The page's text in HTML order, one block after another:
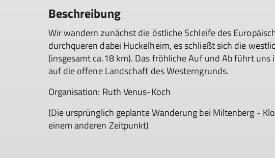
Beschreibung
Wir wandern zunächst die östliche Schleife des
durchqueren dabei Huckelheim, es schließt sich die
(insgesamt ca.18 km). Das fröhliche Auf und Ab führt
auf die offene Landschaft des Westerngrunds.
Organisation: Ruth Venus-Koch
(Die ursprünglich geplante Wanderung bei Miltenberg -
einem anderen Zeitpunkt)